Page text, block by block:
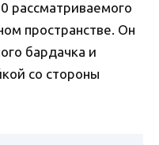
рассматриваемого
пространстве. Он
бардачка и
со стороны